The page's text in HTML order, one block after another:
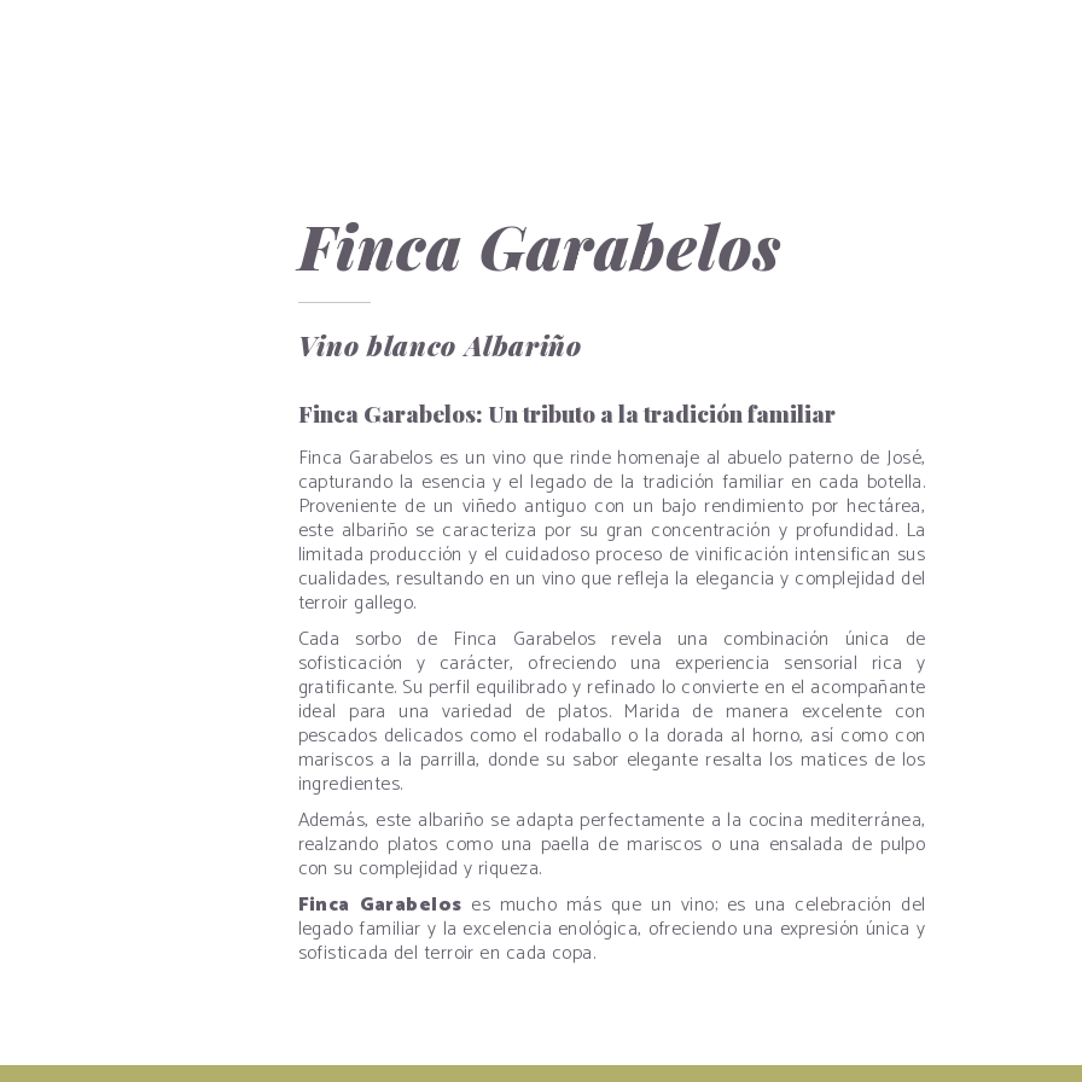
Finca Garabelos
Vino blanco Albariño
Finca Garabelos: Un tributo a la tradición familiar
Finca Garabelos es un vino que rinde homenaje al abuelo paterno de José,
capturando la esencia y el legado de la tradición familiar en cada botella.
Proveniente de un viñedo antiguo con un bajo rendimiento por hectárea,
este albariño se caracteriza por su gran concentración y profundidad. La
limitada producción y el cuidadoso proceso de vinificación intensifican sus
cualidades, resultando en un vino que refleja la elegancia y complejidad del
terroir gallego.
Cada sorbo de Finca Garabelos revela una combinación única de
sofisticación y carácter, ofreciendo una experiencia sensorial rica y
gratificante. Su perfil equilibrado y refinado lo convierte en el acompañante
ideal para una variedad de platos. Marida de manera excelente con
pescados delicados como el rodaballo o la dorada al horno, así como con
mariscos a la parrilla, donde su sabor elegante resalta los matices de los
ingredientes.
Además, este albariño se adapta perfectamente a la cocina mediterránea,
realzando platos como una paella de mariscos o una ensalada de pulpo
con su complejidad y riqueza.
Finca Garabelos es mucho más que un vino; es una celebración del
legado familiar y la excelencia enológica, ofreciendo una expresión única y
sofisticada del terroir en cada copa.